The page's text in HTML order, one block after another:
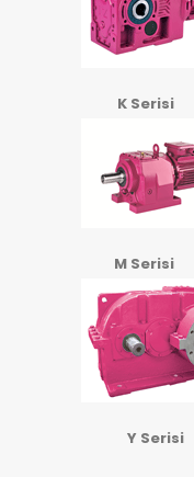
K Serisi
M Serisi
Y Serisi